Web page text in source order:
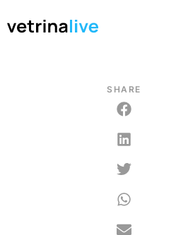
SHARE